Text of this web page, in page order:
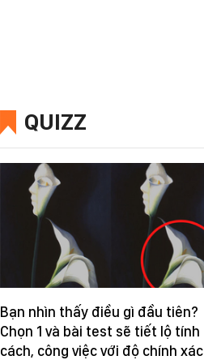
QUIZZ
Bạn nhìn thấy điều gì đầu tiên?
Chọn 1 và bài test sẽ tiết lộ tính
cách, công việc với độ chính xác